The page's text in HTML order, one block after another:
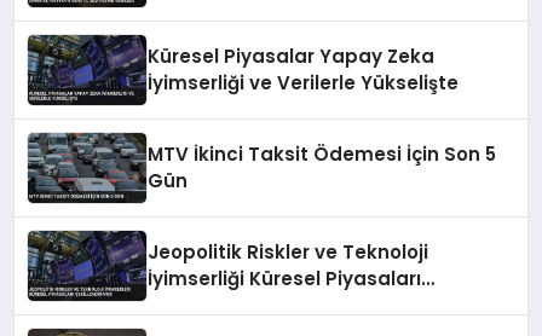
Küresel Piyasalar Yapay Zeka
İyimserliği ve Verilerle Yükselişte
MTV İkinci Taksit Ödemesi İçin Son 5
Gün
Jeopolitik Riskler ve Teknoloji
İyimserliği Küresel Piyasaları